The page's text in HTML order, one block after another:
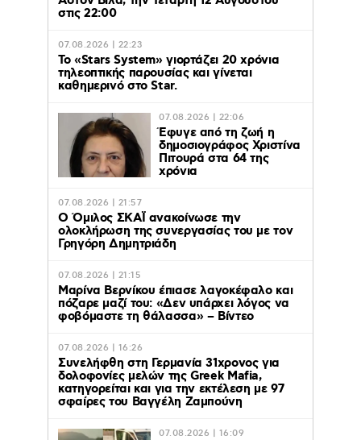
στις 22:00
07.08.2026 | 22:23
Το «Stars System» γιορτάζει 20 χρόνια
τηλεοπτικής παρουσίας και γίνεται
καθημερινό στο Star.
07.08.2026 | 22:06
Έφυγε από τη ζωή η
δημοσιογράφος Χριστίνα
Πιτουρά στα 64 της
χρόνια
07.08.2026 | 21:57
Ο Όμιλος ΣΚΑΪ ανακοίνωσε την
ολοκλήρωση της συνεργασίας του με τον
Γρηγόρη Δημητριάδη
07.08.2026 | 21:15
Μαρίνα Βερνίκου έπιασε λαγοκέφαλο και
πόζαρε μαζί του: «Δεν υπάρχει λόγος να
φοβόμαστε τη θάλασσα» – Βίντεο
07.08.2026 | 16:26
Συνελήφθη στη Γερμανία 31χρονος για
δολοφονίες μελών της Greek Mafia,
κατηγορείται και για την εκτέλεση με 97
σφαίρες του Βαγγέλη Ζαμπούνη
07.08.2026 | 16:09